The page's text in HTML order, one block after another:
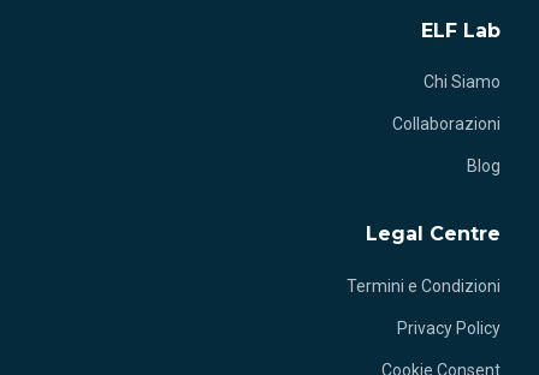
ELF Lab
Chi Siamo
Collaborazioni
Blog
Legal Centre
Termini e Condizioni
Privacy Policy
Cookie Consent